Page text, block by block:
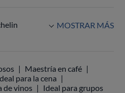
MOSTRAR MÁS
Maestría en café
para la cena
de vinos Ideal para grupos